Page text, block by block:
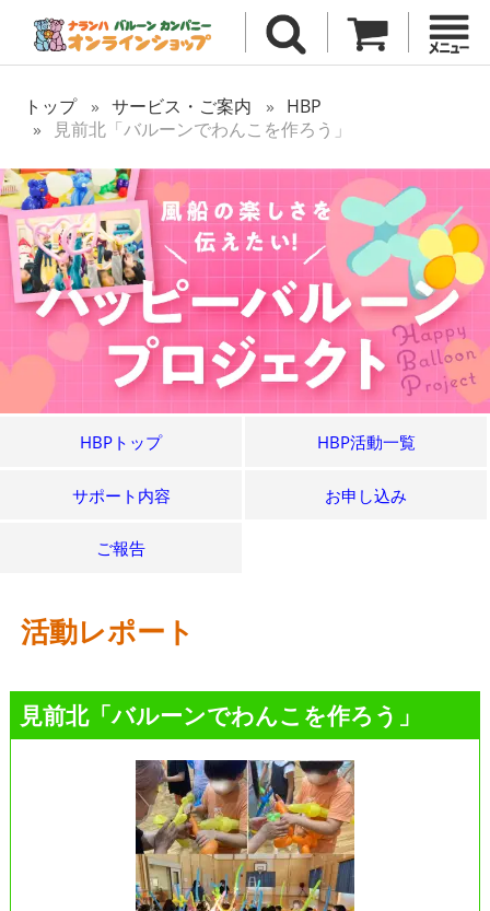
トップ サービス・ご案内
HBP
見前北「バルーンでわんこを作ろう」
HBPトップ HBP活動一覧
サポート内容 お申し込み
ご報告
活動レポート
見前北「バルーンでわんこを作ろう」